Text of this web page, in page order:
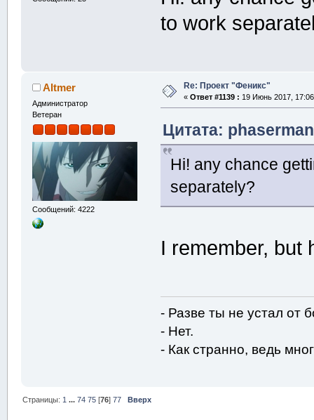
to work
Altmer
Администратор
Ветеран
Сообщений: 4222
Re: Проект "Феникс"
« Ответ #1139 : 19 Июнь 2017,
Цитата:
Hi! any chance
separately?
I remember, but
- Разве ты не устал от
- Нет.
- Как странно, ведь
Страницы: 1 ...74 75 [76]77 Вверх